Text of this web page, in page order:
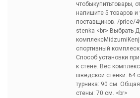
чтобыкупитьтовары,
напишите 5 товаров и
поставщиков. /price/
stenka <br> Выбрать
спортивный
Способ установки
к стене. Вес
шведской стенки: 64
турника: 90 см.
стены: 70 см. <br>